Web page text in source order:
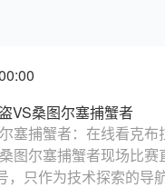
VS桑图尔塞捕蟹者
塞捕蟹者：在线看克
图尔塞捕蟹者现场比
只作为技术探索的导